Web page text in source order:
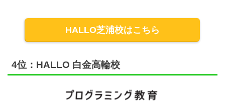
HALLO芝浦校はこちら
4位：HALLO 白金高輪校